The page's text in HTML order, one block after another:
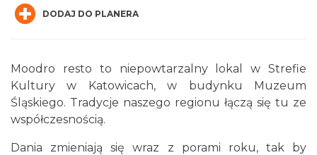
DODAJ DO PLANERA
Moodro resto to niepowtarzalny lokal w Strefie
Kultury w Katowicach, w budynku Muzeum
Śląskiego. Tradycje naszego regionu łączą się tu ze
współczesnością.
Dania zmieniają się wraz z porami roku, tak by